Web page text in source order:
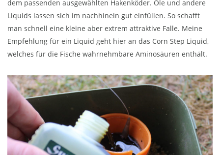
dem passenden ausgewählten Hakenköder. Öle und andere
Liquids lassen sich im nachhinein gut einfüllen. So schafft
man schnell eine kleine aber extrem attraktive Falle. Meine
Empfehlung für ein Liquid geht hier an das Corn Step Liquid,
welches für die Fische wahrnehmbare Aminosäuren enthält.